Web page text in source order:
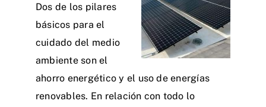
Dos de los pilares
básicos para el
cuidado del medio
ambiente son el
ahorro energético y el uso de energías
renovables. En relación con todo lo